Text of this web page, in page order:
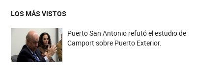
LOS MÁS VISTOS
Puerto San Antonio refutó el estudio de
Camport sobre Puerto Exterior.